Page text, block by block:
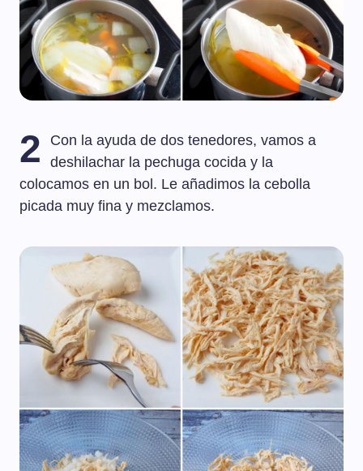
2
Con la ayuda de dos tenedores, vamos a
deshilachar la pechuga cocida y la
colocamos en un bol. Le añadimos la cebolla
picada muy fina y mezclamos.